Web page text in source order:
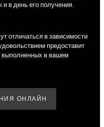
в день его получения.
отличаться в зависимости
предоставит
в вашем
ОНЛАЙН